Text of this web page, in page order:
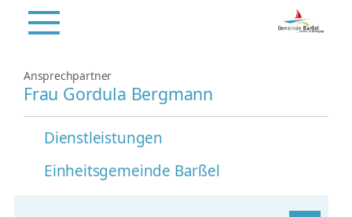
Ansprechpartner
Frau Gordula Bergmann
Dienstleistungen
Einheitsgemeinde Barßel